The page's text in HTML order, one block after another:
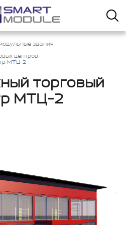
здания
центров
МТЦ-2
торговый
МТЦ-2